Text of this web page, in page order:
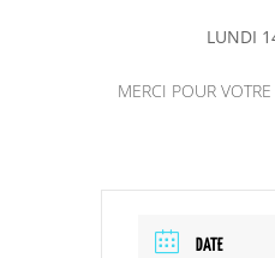
LUNDI
MERCI POUR
DATE